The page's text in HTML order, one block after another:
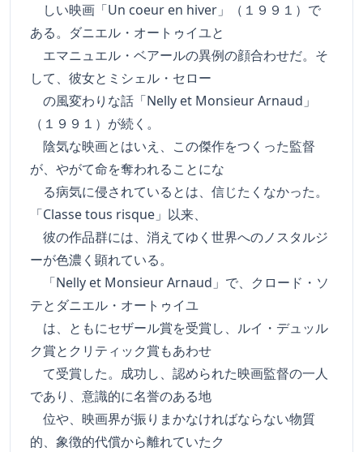
しい映画「Un coeur en hiver」（１９９１）で
ある。ダニエル・オートゥイユと
エマニュエル・ベアールの異例の顔合わせだ。そ
して、彼女とミシェル・セロー
の風変わりな話「Nelly et Monsieur Arnaud」
（１９９１）が続く。
陰気な映画とはいえ、この傑作をつくった監督
が、やがて命を奪われることにな
る病気に侵されているとは、信じたくなかった。
「Classe tous risque」以来、
彼の作品群には、消えてゆく世界へのノスタルジ
ーが色濃く顕れている。
「Nelly et Monsieur Arnaud」で、クロード・ソ
テとダニエル・オートゥイユ
は、ともにセザール賞を受賞し、ルイ・デュッル
ク賞とクリティック賞もあわせ
て受賞した。成功し、認められた映画監督の一人
であり、意識的に名誉のある地
位や、映画界が振りまかなければならない物質
的、象徴的代償から離れていたク